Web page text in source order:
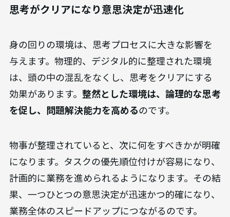
思考がクリアになり意思決定が迅速化
身の回りの環境は、思考プロセスに大きな影響を
与えます。物理的、デジタル的に整理された環境
は、頭の中の混乱をなくし、思考をクリアにする
効果があります。 整然とした環境は、論理的な思考
を促し、問題解決能力を高めるのです。
物事が整理されていると、次に何をすべきかが明確
になります。タスクの優先順位付けが容易になり、
計画的に業務を進められるようになります。その結
果、一つひとつの意思決定が迅速かつ的確になり、
業務全体のスピードアップにつながるのです。